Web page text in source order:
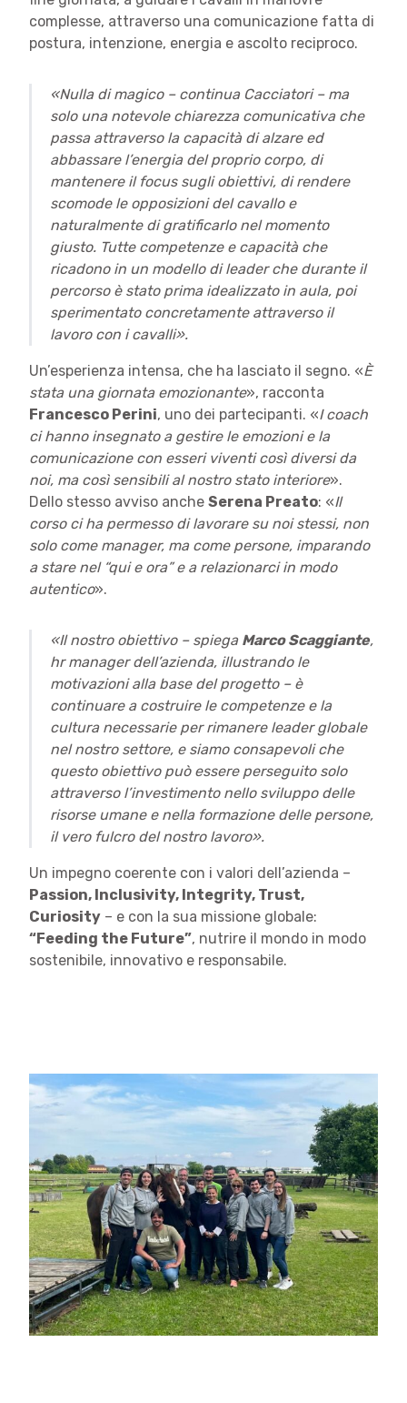
complesse, attraverso una comunicazione fatta di
postura, intenzione, energia e ascolto reciproco.
«Nulla di magico – continua Cacciatori – ma
solo una notevole chiarezza comunicativa che
passa attraverso la capacità di alzare ed
abbassare l’energia del proprio corpo, di
mantenere il focus sugli obiettivi, di rendere
scomode le opposizioni del cavallo e
naturalmente di gratificarlo nel momento
giusto. Tutte competenze e capacità che
ricadono in un modello di leader che durante il
percorso è stato prima idealizzato in aula, poi
sperimentato concretamente attraverso il
lavoro con i cavalli».
Un’esperienza intensa, che ha lasciato il segno. «È
stata una giornata emozionante», racconta
Francesco Perini, uno dei partecipanti. «I coach
ci hanno insegnato a gestire le emozioni e la
comunicazione con esseri viventi così diversi da
noi, ma così sensibili al nostro stato interiore».
Dello stesso avviso anche Serena Preato: «Il
corso ci ha permesso di lavorare su noi stessi, non
solo come manager, ma come persone, imparando
a stare nel “qui e ora” e a relazionarci in modo
autentico».
«Il nostro obiettivo – spiega MarcoScaggiante,
hr manager dell’azienda, illustrando le
motivazioni alla base del progetto – è
continuare a costruire le competenze e la
cultura necessarie per rimanere leader globale
nel nostro settore, e siamo consapevoli che
questo obiettivo può essere perseguito solo
attraverso l’investimento nello sviluppo delle
risorse umane e nella formazione delle persone,
il vero fulcro del nostro lavoro».
Un impegno coerente con i valori dell’azienda –
Passion, Inclusivity, Integrity, Trust,
Curiosity – e con la sua missione globale:
“Feeding the Future”, nutrire il mondo in modo
sostenibile, innovativo e responsabile.